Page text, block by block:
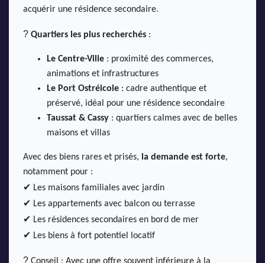
acquérir une résidence secondaire.
? Quartiers les plus recherchés :
Le Centre-Ville : proximité des commerces,
animations et infrastructures
Le Port Ostréicole : cadre authentique et
préservé, idéal pour une résidence secondaire
Taussat & Cassy : quartiers calmes avec de belles
maisons et villas
Avec des biens rares et prisés, la demande est forte,
notamment pour :
✔ Les maisons familiales avec jardin
✔ Les appartements avec balcon ou terrasse
✔ Les résidences secondaires en bord de mer
✔ Les biens à fort potentiel locatif
?